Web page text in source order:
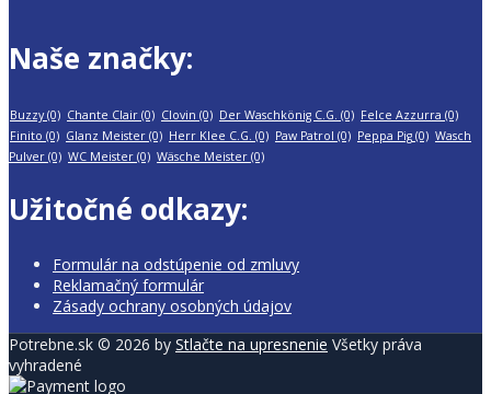
Naše značky:
Buzzy(0) Chante Clair (0) Clovin (0) Der Waschkönig C.G. (0) Felce Azzurra (0)
Finito (0) Glanz Meister (0) Herr Klee C.G. (0) Paw Patrol (0) Peppa Pig (0) Wasch
Pulver (0) WC Meister (0) Wäsche Meister (0)
Užitočné odkazy:
Formulár na odstúpenie od zmluvy
Reklamačný formulár
Zásady ochrany osobných údajov
Potrebne.sk © 2026 by Stlačte na upresnenie Všetky práva
vyhradené